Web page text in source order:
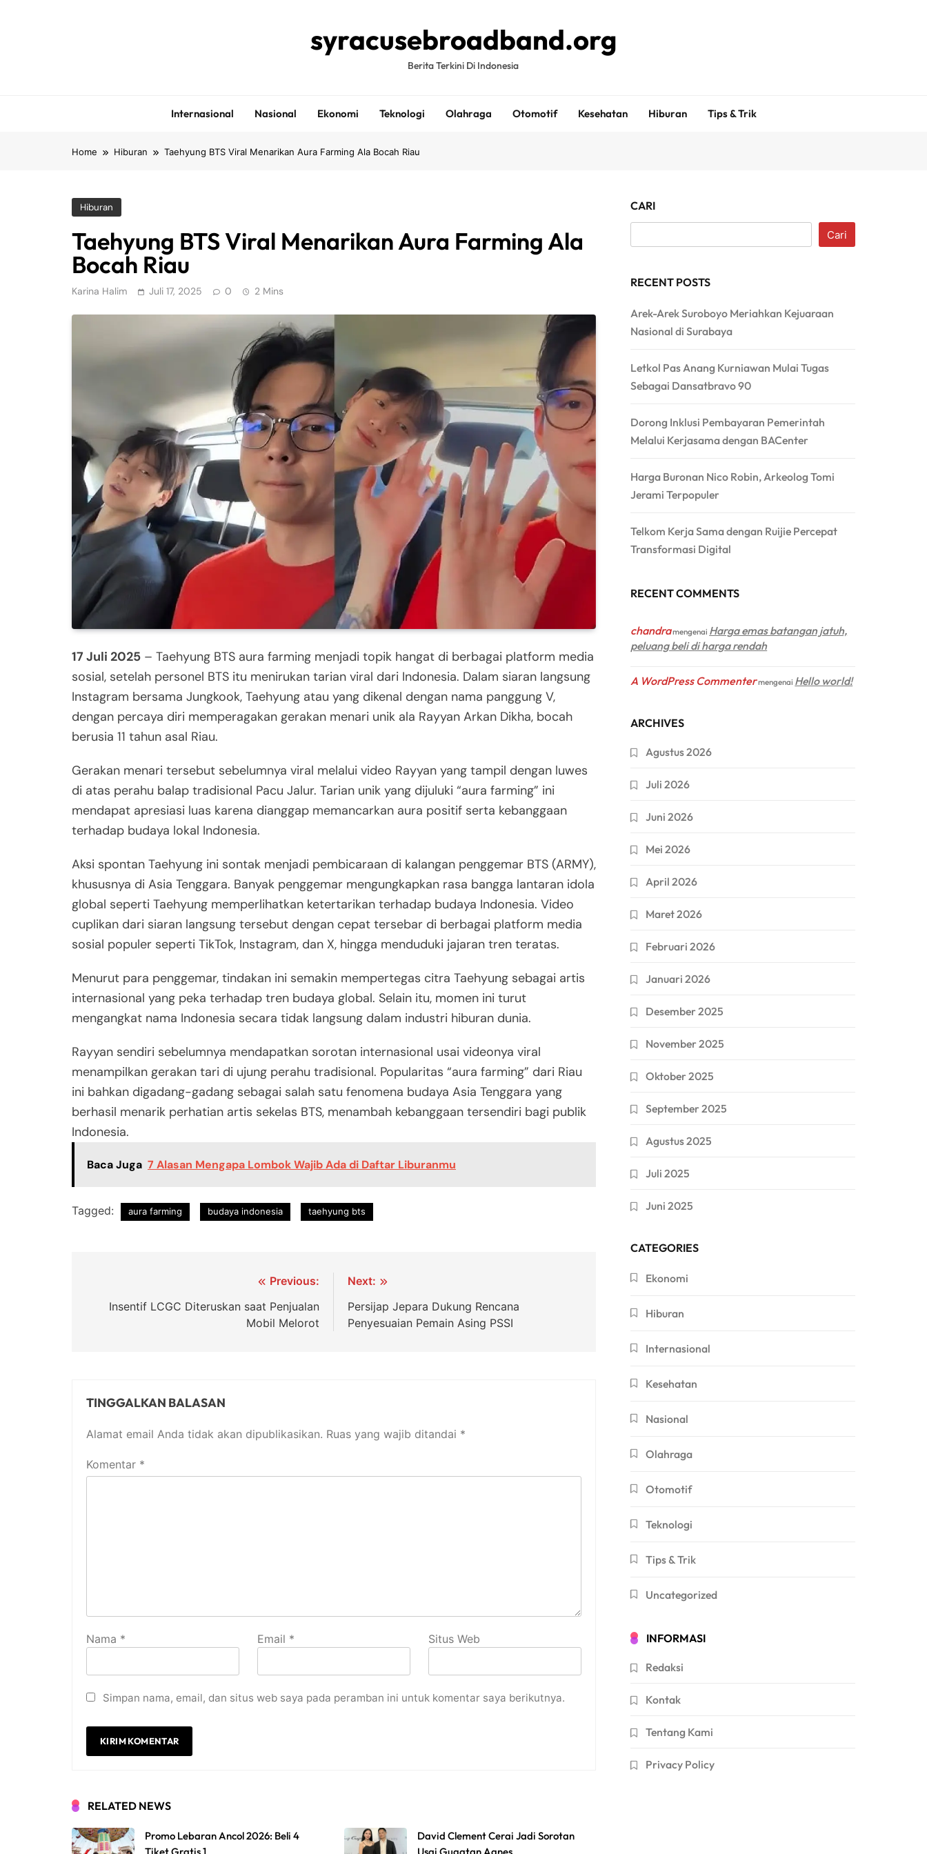
syracusebroadband.org
Berita Terkini Di Indonesia
Internasional Nasional Ekonomi Teknologi Olahraga Otomotif Kesehatan Hiburan Tips & Trik
Home Hiburan Taehyung BTS Viral Menarikan Aura Farming Ala Bocah Riau
Hiburan
Taehyung BTS Viral Menarikan Aura Farming Ala
Bocah Riau
Karina Halim Juli 17, 2025 0 2 Mins
17 Juli 2025 – Taehyung BTS aura farming menjadi topik hangat di berbagai platform media
sosial, setelah personel BTS itu menirukan tarian viral dari Indonesia. Dalam siaran langsung
Instagram bersama Jungkook, Taehyung atau yang dikenal dengan nama panggung V,
dengan percaya diri memperagakan gerakan menari unik ala Rayyan Arkan Dikha, bocah
berusia 11 tahun asal Riau.
Gerakan menari tersebut sebelumnya viral melalui video Rayyan yang tampil dengan luwes
di atas perahu balap tradisional Pacu Jalur. Tarian unik yang dijuluki “aura farming” ini
mendapat apresiasi luas karena dianggap memancarkan aura positif serta kebanggaan
terhadap budaya lokal Indonesia.
Aksi spontan Taehyung ini sontak menjadi pembicaraan di kalangan penggemar BTS (ARMY),
khususnya di Asia Tenggara. Banyak penggemar mengungkapkan rasa bangga lantaran idola
global seperti Taehyung memperlihatkan ketertarikan terhadap budaya Indonesia. Video
cuplikan dari siaran langsung tersebut dengan cepat tersebar di berbagai platform media
sosial populer seperti TikTok, Instagram, dan X, hingga menduduki jajaran tren teratas.
Menurut para penggemar, tindakan ini semakin mempertegas citra Taehyung sebagai artis
internasional yang peka terhadap tren budaya global. Selain itu, momen ini turut
mengangkat nama Indonesia secara tidak langsung dalam industri hiburan dunia.
Rayyan sendiri sebelumnya mendapatkan sorotan internasional usai videonya viral
menampilkan gerakan tari di ujung perahu tradisional. Popularitas “aura farming” dari Riau
ini bahkan digadang-gadang sebagai salah satu fenomena budaya Asia Tenggara yang
berhasil menarik perhatian artis sekelas BTS, menambah kebanggaan tersendiri bagi publik
Indonesia.
Baca Juga 7 Alasan Mengapa Lombok Wajib Ada di Daftar Liburanmu
Tagged: aura farming budaya indonesia taehyung bts
pos
Previous:
Insentif LCGC Diteruskan saat Penjualan
Mobil Melorot
Next:
Persijap Jepara Dukung Rencana
Penyesuaian Pemain Asing PSSI
TINGGALKAN BALASAN
Alamat email Anda tidak akan dipublikasikan. Ruas yang wajib ditandai *
Komentar *
Nama * Email * Situs Web
Simpan nama, email, dan situs web saya pada peramban ini untuk komentar saya berikutnya.
RELATED NEWS
Promo Lebaran Ancol 2026: Beli 4
David Clement Cerai Jadi Sorotan
CARI
Cari
RECENT POSTS
Arek-Arek Suroboyo Meriahkan Kejuaraan
Nasional di Surabaya
Letkol Pas Anang Kurniawan Mulai Tugas
Sebagai Dansatbravo 90
Dorong Inklusi Pembayaran Pemerintah
Melalui Kerjasama dengan BACenter
Harga Buronan Nico Robin, Arkeolog Tomi
Jerami Terpopuler
Telkom Kerja Sama dengan Ruijie Percepat
Transformasi Digital
RECENT COMMENTS
chandramengenai Harga emas batangan jatuh,
peluang beli di harga rendah
A WordPress Commentermengenai Hello world!
ARCHIVES
Agustus 2026
Juli 2026
Juni 2026
Mei 2026
April 2026
Maret 2026
Februari 2026
Januari 2026
Desember 2025
November 2025
Oktober 2025
September 2025
Agustus 2025
Juli 2025
Juni 2025
CATEGORIES
Ekonomi
Hiburan
Internasional
Kesehatan
Nasional
Olahraga
Otomotif
Teknologi
Tips & Trik
Uncategorized
INFORMASI
Redaksi
Kontak
Tentang Kami
Privacy Policy